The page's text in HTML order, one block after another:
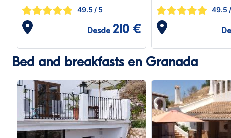
49.5 / 5
Desde 210 €
equipped apartment
49.5
Bed and breakfasts en Granada